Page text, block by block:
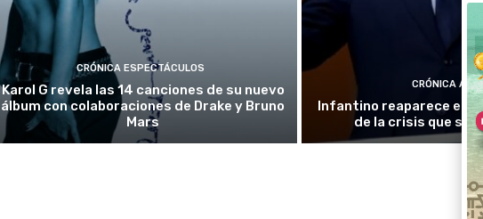
CRÓNICA ESPECTÁCULOS
Karol G revela las 14 canciones de su nuevo
álbum con colaboraciones de Drake y Bruno
Mars
CRÓNICA
Infantino reaparece en
de la crisis que